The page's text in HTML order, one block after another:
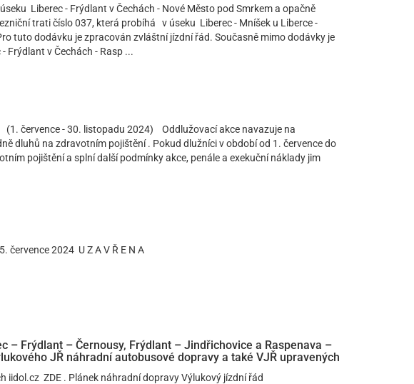
Liberec - Frýdlant v Čechách - Nové Město pod Smrkem a opačně
trati číslo 037, která probíhá v úseku Liberec - Mníšek u Liberce -
tuto dodávku je zpracován zvláštní jízdní řád. Současně mimo dodávky je
Frýdlant v Čechách - Rasp ...
července - 30. listopadu 2024) Oddlužovací akce navazuje na
dluhů na zdravotním pojištění . Pokud dlužníci v období od 1. července do
pojištění a splní další podmínky akce, penále a exekuční náklady jim
2024 U Z A V Ř E N A
– Frýdlant – Černousy, Frýdlant – Jindřichovice a Raspenava –
JŘ náhradní autobusové dopravy a také VJŘ upravených
iidol.cz ZDE . Plánek náhradní dopravy Výlukový jízdní řád